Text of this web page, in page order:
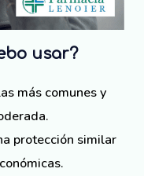
usar?
más comunes y
protección similar